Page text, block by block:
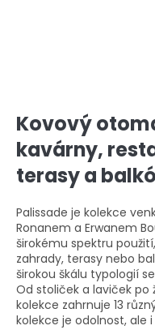
Kovový
kavárny,
terasy a
Palissade je kolekce
Ronanem a Erwanem
širokému spektru
zahrady, terasy nebo
širokou škálu typologií
Od stoliček a laviček po
kolekce zahrnuje 13
kolekce je odolnost, ale